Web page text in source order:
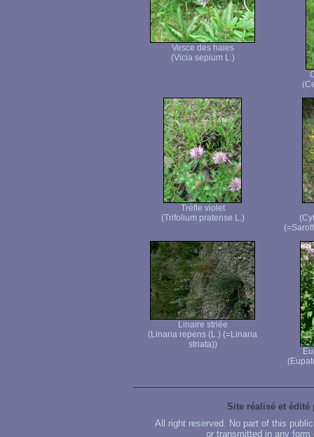
Vesce des haies
(Vicia sepium L.)
Trèfle violet
(Trifolium pratense L.)
Linaire striée
(Linaria repens (L.) (=Linaria
striata))
Site réalisé et édité
All right reserved. No part of this
or transmitted in any